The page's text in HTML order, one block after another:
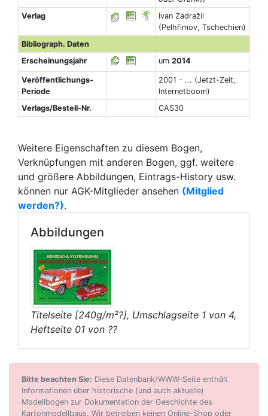
Verlag
Ivan Zadražil
(Pelhřimov, Tschechien)
Bibliograph. Daten
Erscheinungsjahr
um 2014
Veröffentlichungs-
Periode
2001 - ... (Jetzt-Zeit,
Internetboom)
Verlags/Bestell-Nr.
CAS30
Weitere Eigenschaften zu diesem Bogen,
Verknüpfungen mit anderen Bogen, ggf. weitere
und größere Abbildungen, Eintrags-History usw.
können nur AGK-Mitglieder ansehen (Mitglied
werden?).
Abbildungen
Titelseite [240g/m²?], Umschlagseite 1 von 4,
Heftseite 01 von ??
Bitte beachten Sie: Diese Datenbank/WWW-Seite enthält
Informationen über historische (und auch aktuelle)
Modellbogen zur Dokumentation der Geschichte des
Kartonmodellbaus. Wir betreiben keinen Online-Shop oder